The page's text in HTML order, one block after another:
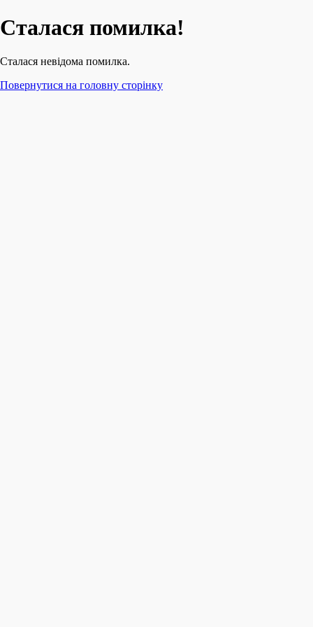
Сталася помилка!
Сталася невідома помилка.
Повернутися на головну сторінку